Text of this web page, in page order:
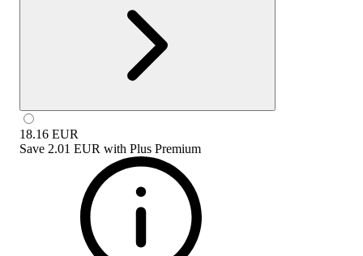
18.16 EUR
Save 2.01 EUR with Plus Premium